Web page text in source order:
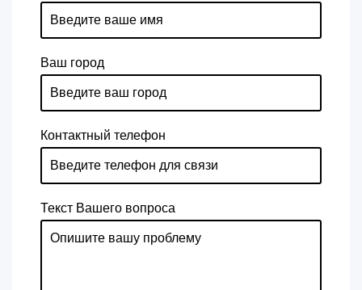
Ваш город
Контактный телефон
Текст Вашего вопроса